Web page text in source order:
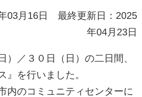
03月16日 最終更新日：2025
年04月23日
）／３０日（日）の二日間、
』を行いました。
内のコミュニティセンターに